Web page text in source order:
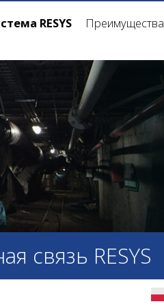
RESYS Преимущества
связь RESYS